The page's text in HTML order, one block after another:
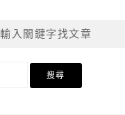
輸入關鍵字找文章